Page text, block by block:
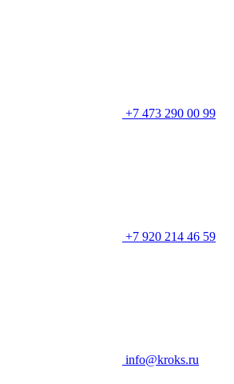
+7 473 290 00 99
+7 920 214 46 59
info@kroks.ru